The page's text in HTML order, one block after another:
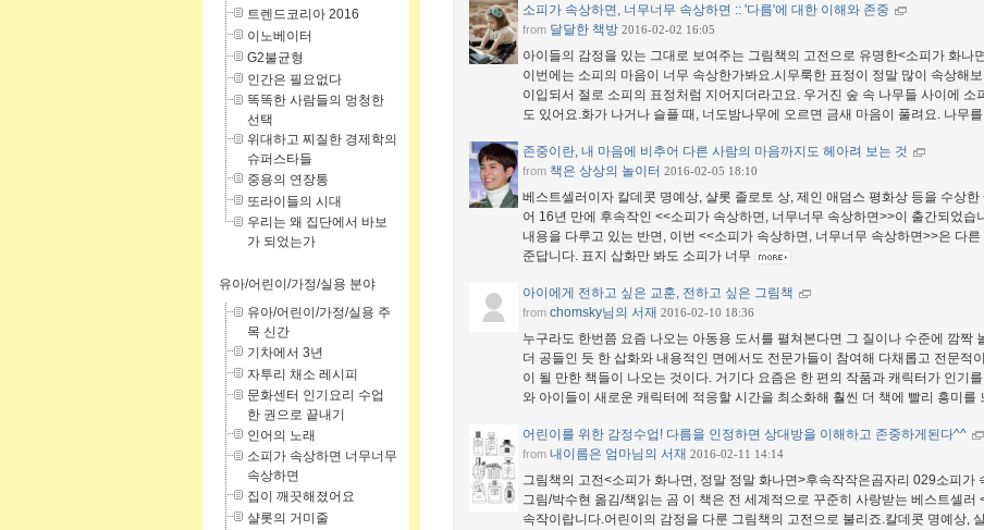
소피가 속상하면, 너무너무 속상하면 :: '다름'에 대한 이해와 존중
from 달달한 책방 2016-02-02 16:05
아이들의 감정을 있는 그대로 보여주는 그림책의 고전으로 유명한<소피가 화나
이번에는 소피의 마음이 너무 속상한가봐요.시무룩한 표정이 정말 많이 속상해
이입되서 절로 소피의 표정처럼 지어지더라고요.​​ ​우거진 숲 속 나무들 사이에
도 있어요.화가 나거나 슬플 때, 너도밤나무에 오르면 금새 마음이 풀려요.​​​​ ​나무를
존중이란, 내 마음에 비추어 다른 사람의 마음까지도 헤아려 보는 것
from 책은 상상의 놀이터 2016-02-05 18:10
베스트셀러이자 칼데콧 명예상, 샬롯 졸로토 상, 제인 애덤스 평화상 등을 수상한
어 16년 만에 후속작인 <<소피가 속상하면, 너무너무 속상하면>>이 출간되었습
내용을 다루고 있는 반면, 이번 <<소피가 속상하면, 너무너무 속상하면>>은 다
준답니다. 표지 삽화만 봐도 소피가 너무
아이에게 전하고 싶은 교훈, 전하고 싶은 그림책
from chomsky님의 서재 2016-02-10 18:36
누구라도 한번쯤 요즘 나오는 아동용 도서를 펼쳐본다면 그 질이나 수준에 깜짝
더 공들인 듯 한 삽화와 내용적인 면에서도 전문가들이 참여해 다채롭고 전문적
이 될 만한 책들이 나오는 것이다. 거기다 요즘은 한 편의 작품과 캐릭터가 인기
와 아이들이 새로운 캐릭터에 적응할 시간을 최소화해 훨씬 더 책에 빨리 흥미를
어린이를 위한 감정수업! 다름을 인정하면 상대방을 이해하고 존중하게된다^^
from 내이름은 엄마님의 서재 2016-02-11 14:14
그림책의 고전<소피가 화나면, 정말 정말 화나면>후속작작은곰자리 029소피가
그림/박수현 옮김/책읽는 곰 이 책은 전 세계적으로 꾸준히 사랑받는 베스트셀러
속작이랍니다.어린이의 감정을 다룬 그림책의 고전으로 불리죠.칼데콧 명예상,
트렌드코리아 2016
이노베이터
G2불균형
인간은 필요없다
똑똑한 사람들의 멍청한
선택
위대하고 찌질한 경제학의
슈퍼스타들
중용의 연장통
또라이들의 시대
우리는 왜 집단에서 바보
가 되었는가
유아/어린이/가정/실용 분야
유아/어린이/가정/실용 주
목 신간
기차에서 3년
자투리 채소 레시피
문화센터 인기요리 수업
한 권으로 끝내기
인어의 노래
소피가 속상하면 너무너무
속상하면
집이 깨끗해졌어요
샬롯의 거미줄